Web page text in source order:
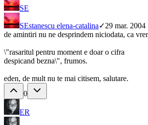
SE
SEstanescu elena-catalina✓29 mar. 2004
de amintiri nu ne desprindem niciodata, ca
\"rasaritul pentru moment e doar o cifra
despicand bezna\", frumos.
eden, de mult nu te mai citisem, salutare.
0
ER